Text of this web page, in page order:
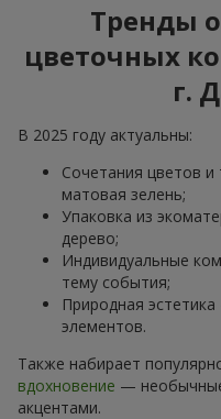
Тренды
цветочных
г.
В 2025 году актуальны:
Сочетания цветов
матовая зелень;
Упаковка из
дерево;
Индивидуальные
тему события;
Природная
элементов.
Также набирает
вдохновение —
акцентами.